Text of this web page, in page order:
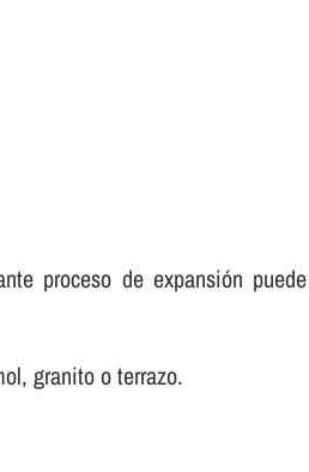
proceso de expansión
granito o terrazo.